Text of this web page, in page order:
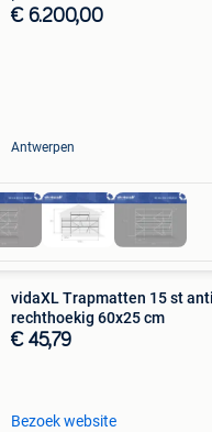
€ 6.200,00
Antwerpen
vidaXL Trapmatten 15 st
rechthoekig 60x25 cm
€ 45,79
Bezoek website